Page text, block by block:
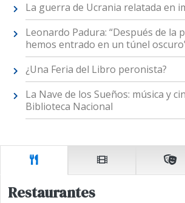
La guerra de Ucrania relatada en
Leonardo Padura: “Después de la
hemos entrado en un túnel
¿Una Feria del Libro peronista?
La Nave de los Sueños: música y
Biblioteca Nacional
Restaurantes